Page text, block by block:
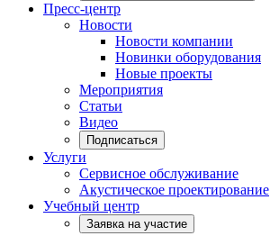
Пресс-центр
Новости
Новости компании
Новинки оборудования
Новые проекты
Мероприятия
Статьи
Видео
Подписаться
Услуги
Сервисное обслуживание
Акустическое проектирование
Учебный центр
Заявка на участие